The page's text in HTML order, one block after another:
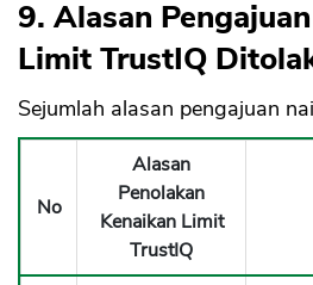
9. Alasan
Limit TrustIQ
Sejumlah alasan pengajuan
No
Alasan
Penolakan
Kenaikan Limit
TrustIQ